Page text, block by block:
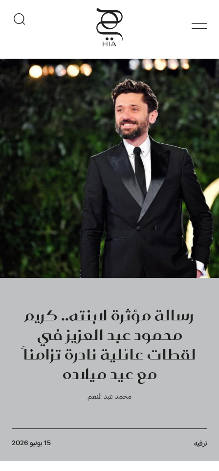
رسالة مؤثرة لابنته.. كريم
محمود عبد العزيز في
لقطات عائلية نادرة تزامناً
مع عيد ميلاده
محمد عبد المنعم
Breadcrumb
ترفيه 15 يونيو 2026